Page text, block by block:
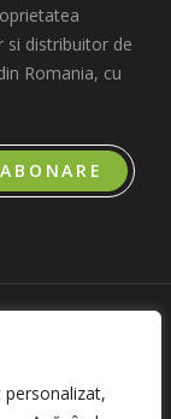
si distribuitor de
Romania, cu
ABONARE